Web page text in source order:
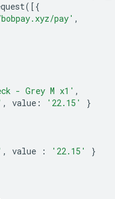
([{
pay' ,
- Grey M x1' ,
, value : '22.15'
}
, value : '22.15'
}